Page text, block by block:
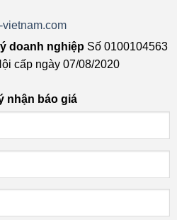
doanh nghiệp Số 0100104563
cấp ngày 07/08/2020
nhận báo giá